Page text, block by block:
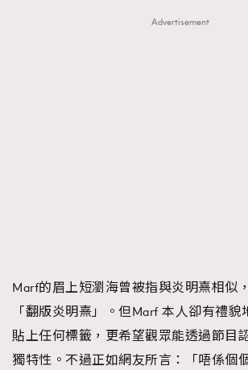
Advertisement
Marf的眉上短瀏海曾被指與炎明熹相似
「翻版炎明熹」。但Marf 本人卻有禮
貼上任何標籤，更希望觀眾能透過節目
獨特性。不過正如網友所言：「唔係個